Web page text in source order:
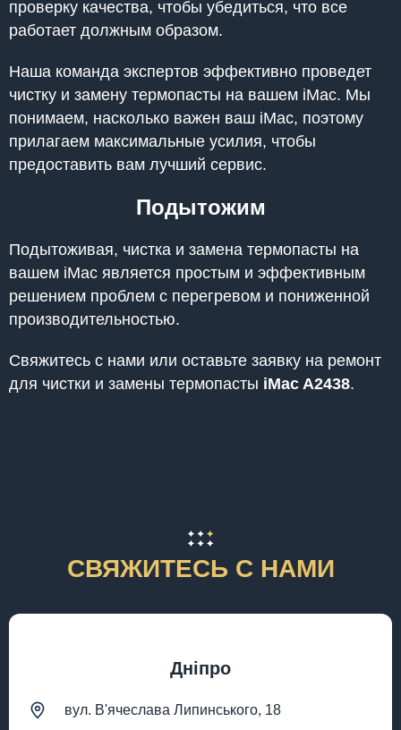
проверку качества, чтобы убедиться, что все
работает должным образом.
Наша команда экспертов эффективно проведет
чистку и замену термопасты на вашем iMac. Мы
понимаем, насколько важен ваш iMac, поэтому
прилагаем максимальные усилия, чтобы
предоставить вам лучший сервис.
Подытожим
Подытоживая, чистка и замена термопасты на
вашем iMac является простым и эффективным
решением проблем с перегревом и пониженной
производительностью.
Свяжитесь с нами или оставьте заявку на ремонт
для чистки и замены термопасты iMac A2438.
СВЯЖИТЕСЬ С НАМИ
Дніпро
вул. В'ячеслава Липинського, 18